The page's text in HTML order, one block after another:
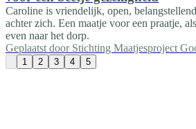
Caroline is vriendelijk, open,
achter zich. Een maatje voor een praatje,
even naar het dorp.
Geplaatst door Stichting Maatjesproject
1 2 3 4 5